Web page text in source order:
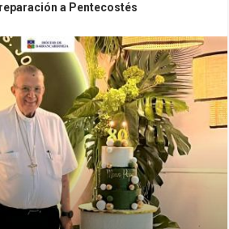
a Pentecostés